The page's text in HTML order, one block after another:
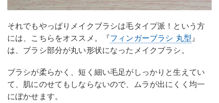
それでもやっぱりメイクブラシは毛タイプ派！という方
には、こちらをオススメ。『フィンガーブラシ 丸型』
は、ブラシ部分が丸い形状になったメイクブラシ。
ブラシが柔らかく、短く細い毛足がしっかりと生えてい
て、肌にのせてもしならないので、ムラが出にくく均一
にぼかせます。